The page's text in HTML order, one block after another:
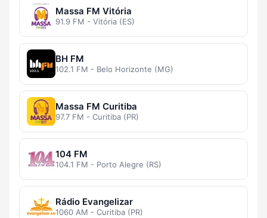
Massa FM Vitória
91.9 FM - Vitória (ES)
BH FM
102.1 FM - Belo Horizonte (MG)
Massa FM Curitiba
97.7 FM - Curitiba (PR)
104 FM
104.1 FM - Porto Alegre (RS)
Rádio Evangelizar
1060 AM - Curitiba (PR)